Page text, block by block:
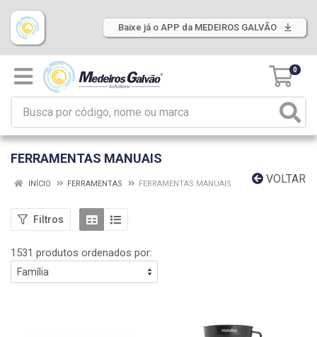
Baixe já o APP da MEDEIROS GALVÃO
0
FERRAMENTAS MANUAIS
VOLTAR
INÍCIO FERRAMENTAS FERRAMENTAS MANUAIS
Filtros
1531 produtos ordenados por: